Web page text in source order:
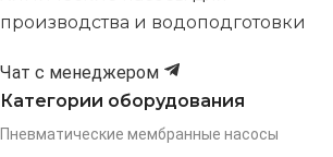
производства и водоподготовки
Чат с менеджером
Категории оборудования
Пневматические мембранные насосы